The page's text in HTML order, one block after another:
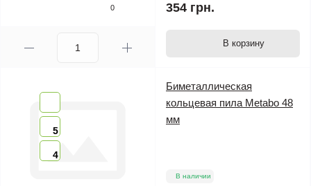
0 354 грн.
В корзину
5
4
Биметаллическая
кольцевая пила Metabo 48
мм
В наличии